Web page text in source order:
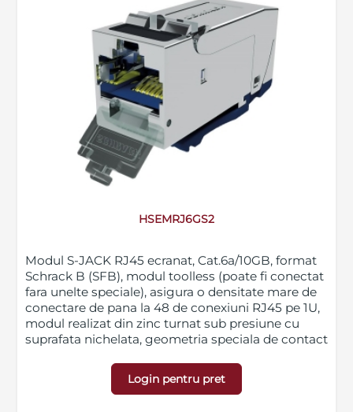
HSEMRJ6GS2
Modul S-JACK RJ45 ecranat, Cat.6a/10GB, format
Schrack B (SFB), modul toolless (poate fi conectat
fara unelte speciale), asigura o densitate mare de
conectare de pana la 48 de conexiuni RJ45 pe 1U,
modul realizat din zinc turnat sub presiune cu
suprafata nichelata, geometria speciala de contact
PoE, PoE+ si 4PPoE 100W in toate conditiile,
diametru conductor solid 0.51-0.65mm, AWG24/1 -
Login pentru pret